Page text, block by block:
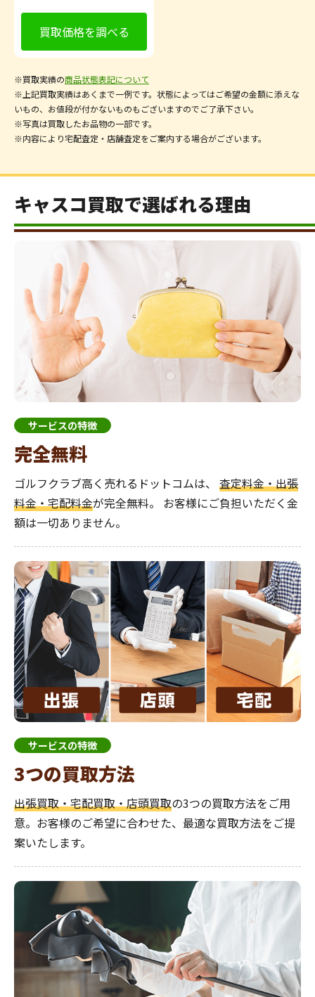
買取価格を調べる
※買取実績の商品状態表記について
※上記買取実績はあくまで一例です。状態によってはご希望の金額に添えな
いもの、お値段が付かないものもございますのでご了承下さい。
※写真は買取したお品物の一部です。
※内容により宅配査定・店舗査定をご案内する場合がございます。
キャスコ買取で選ばれる理由
サービスの特徴
完全無料
ゴルフクラブ高く売れるドットコムは、 査定料金・出張
料金・宅配料金が完全無料。 お客様にご負担いただく金
額は一切ありません。
サービスの特徴
3つの買取方法
出張買取・宅配買取・店頭買取の3つの買取方法をご用
意。お客様のご希望に合わせた、最適な買取方法をご提
案いたします。